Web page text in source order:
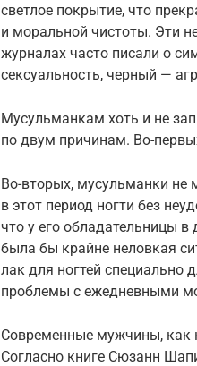
светлое покрытие, что
и моральной чистоты. Эти
журналах часто писали о
сексуальность, черный —
Мусульманкам хоть и не
по двум причинам. Во-
Во-вторых, мусульманки не
в этот период ногти без
что у его обладательницы
была бы крайне неловкая
лак для ногтей специально
проблемы с ежедневными
Современные мужчины, как
Согласно книге Сюзанн